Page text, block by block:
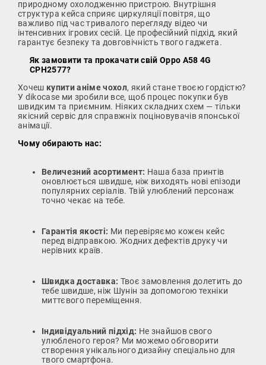
природному охолодженню пристрою. Внутрішня
структура кейса сприяє циркуляції повітря, що
важливо під час тривалого перегляду відео чи
інтенсивних ігрових сесій. Це професійний підхід, який
гарантує безпеку та довговічність твого гаджета.
Як замовити та прокачати свій Oppo A58 4G
CPH2577?
Хочеш купити аніме чохол, який стане твоєю гордістю?
У dikocase ми зробили все, щоб процес покупки був
швидким та приємним. Ніяких складних схем — тільки
якісний сервіс для справжніх поціновувачів японської
анімації.
Чому обирають нас:
Величезний асортимент: Наша база принтів
оновлюється швидше, ніж виходять нові епізоди
популярних серіалів. Твій улюблений персонаж
точно чекає на тебе.
Гарантія якості: Ми перевіряємо кожен кейс
перед відправкою. Жодних дефектів друку чи
нерівних країв.
Швидка доставка: Твоє замовлення долетить до
тебе швидше, ніж Шунін за допомогою техніки
миттєвого переміщення.
Індивідуальний підхід: Не знайшов свого
улюбленого героя? Ми можемо обговорити
створення унікального дизайну спеціально для
твого смартфона.